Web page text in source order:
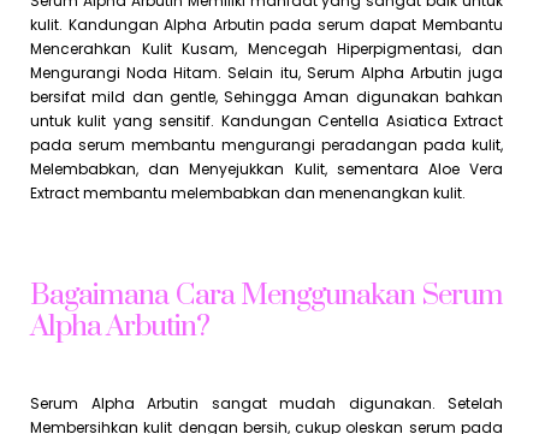
kulit. Kandungan Alpha Arbutin pada serum dapat Membantu
Mencerahkan Kulit Kusam, Mencegah Hiperpigmentasi, dan
Mengurangi Noda Hitam. Selain itu, Serum Alpha Arbutin juga
bersifat mild dan gentle, Sehingga Aman digunakan bahkan
untuk kulit yang sensitif. Kandungan Centella Asiatica Extract
pada serum membantu mengurangi peradangan pada kulit,
Melembabkan, dan Menyejukkan Kulit, sementara Aloe Vera
Extract membantu melembabkan dan menenangkan kulit.
Bagaimana Cara Menggunakan Serum
Alpha Arbutin?
Serum Alpha Arbutin sangat mudah digunakan. Setelah
Membersihkan kulit dengan bersih, cukup oleskan serum pada